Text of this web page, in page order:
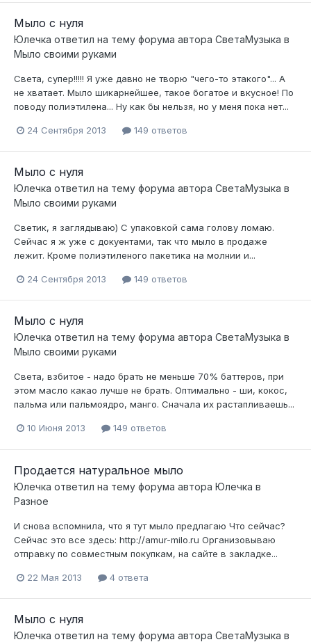
Мыло с нуля
Юлечка ответил на тему форума автора СветаМузыка в
Мыло своими руками
Света, супер!!!!! Я уже давно не творю "чего-то этакого"... А
не хватает. Мыло шикарнейшее, такое богатое и вкусное! По
поводу полиэтилена... Ну как бы нельзя, но у меня пока нет...
24 Сентября 2013 149 ответов
Мыло с нуля
Юлечка ответил на тему форума автора СветаМузыка в
Мыло своими руками
Светик, я заглядываю) С упаковкой сама голову ломаю.
Сейчас я ж уже с докуентами, так что мыло в продаже
лежит. Кроме полиэтиленого пакетика на молнии и...
24 Сентября 2013 149 ответов
Мыло с нуля
Юлечка ответил на тему форума автора СветаМузыка в
Мыло своими руками
Света, взбитое - надо брать не меньше 70% баттеров, при
этом масло какао лучше не брать. Оптимально - ши, кокос,
пальма или пальмоядро, манго. Сначала их растапливаешь...
10 Июня 2013 149 ответов
Продается натуральное мыло
Юлечка ответил на тему форума автора Юлечка в
Разное
И снова вспомнила, что я тут мыло предлагаю Что сейчас?
Сейчас это все здесь: http://amur-milo.ru Организовываю
отправку по совместным покупкам, на сайте в закладке...
22 Мая 2013 4 ответа
Мыло с нуля
Юлечка ответил на тему форума автора СветаМузыка в